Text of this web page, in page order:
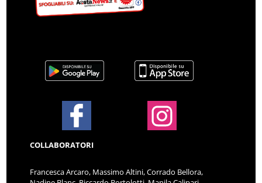
COLLABORATORI
Francesca Arcaro, Massimo Altini, Corrado Bellora,